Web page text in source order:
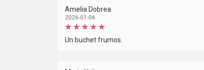
Amelia Dobrea
2026-01-06
Un buchet frumos.